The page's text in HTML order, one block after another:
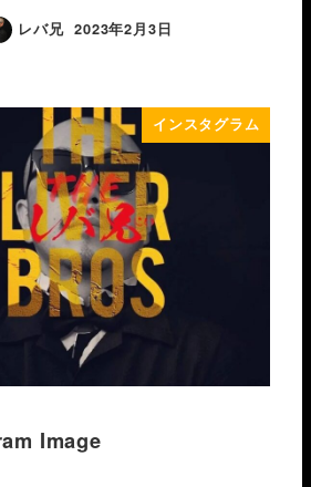
レバ兄 2023年2月3日
インスタグラム
Image